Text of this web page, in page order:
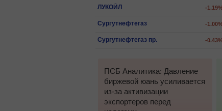
ЛУКОЙЛ -
Сургутнефтегаз -
Сургутнефтегаз пр. -
ПСБ Аналитика: Давление
биржевой юань усиливается
из-за активизации
экспортеров перед